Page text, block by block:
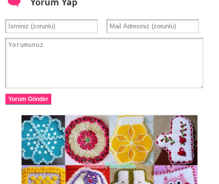
Yorum Gönder